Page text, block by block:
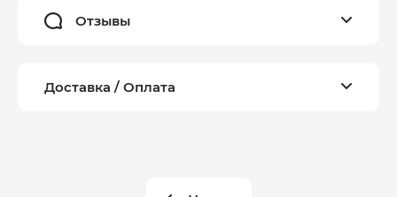
Отзывы
Доставка / Оплата